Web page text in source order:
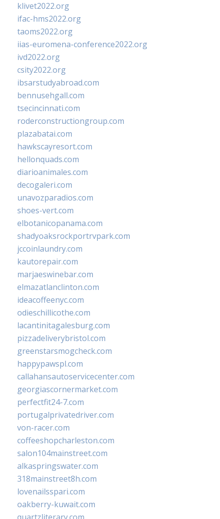
klivet2022.org
ifac-hms2022.org
taoms2022.org
iias-euromena-conference2022.org
ivd2022.org
csity2022.org
ibsarstudyabroad.com
bennusehgall.com
tsecincinnati.com
roderconstructiongroup.com
plazabatai.com
hawkscayresort.com
hellonquads.com
diarioanimales.com
decogaleri.com
unavozparadios.com
shoes-vert.com
elbotanicopanama.com
shadyoaksrockportrvpark.com
jccoinlaundry.com
kautorepair.com
marjaeswinebar.com
elmazatlanclinton.com
ideacoffeenyc.com
odieschillicothe.com
lacantinitagalesburg.com
pizzadeliverybristol.com
greenstarsmogcheck.com
happypawspl.com
callahansautoservicecenter.com
georgiascornermarket.com
perfectfit24-7.com
portugalprivatedriver.com
von-racer.com
coffeeshopcharleston.com
salon104mainstreet.com
alkaspringswater.com
318mainstreet8h.com
lovenailsspari.com
oakberry-kuwait.com